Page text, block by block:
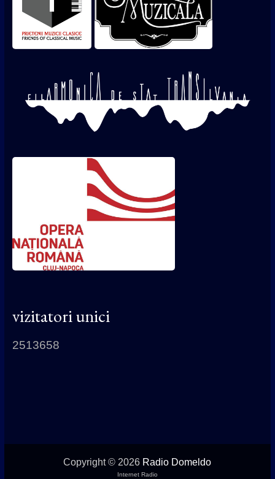
vizitatori unici
2513658
Copyright © 2026 Radio Domeldo
Internet Radio